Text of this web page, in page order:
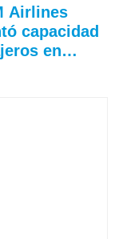
Airlines
capacidad
en